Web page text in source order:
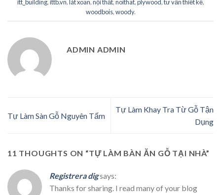
itt_building,ittb.vn, lát xoan,nội thất,noithat,plywood,tư vấn thiết kế,
woodbois,woody.
ADMIN ADMIN
Tự Làm Sàn Gỗ Nguyên Tấm
Tự Làm Khay Tra Từ Gỗ Tận
Dụng
11 THOUGHTS ON “TỰ LÀM BÀN ĂN GỖ TẠI NHÀ”
Registrera digsays:
Thanks for sharing. I read many of your blog